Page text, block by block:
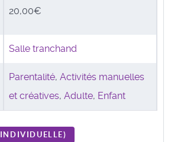
20,00€
Salle tranchand
Parentalité, Activités manuelles
et créatives, Adulte, Enfant
INDIVIDUELLE)